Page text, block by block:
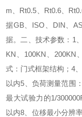
m Rt0.5 Rt0.6、
据GB ISO DIN 、
据。 二、技术参数： 1
KN
100KN 200KN
式：门式框架结构； 4
以内5 、负荷测量范围
最大试验力的1/
以内8 、位移最小分辨